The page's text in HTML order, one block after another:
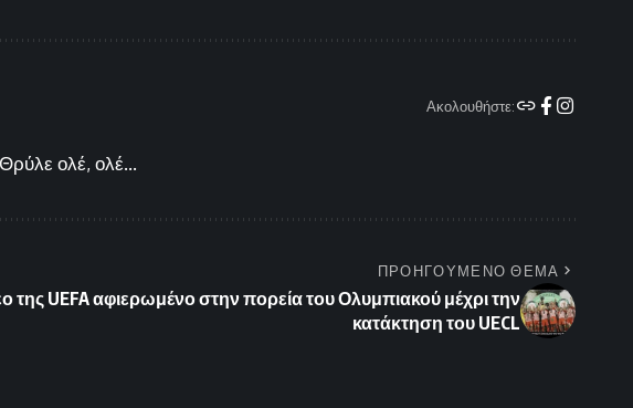
Ακολουθήστε:
ολέ, ολέ...
ΠΡΟΗΓΟΥΜΕΝΟ ΘΕΜΑ
της UEFA αφιερωμένο στην πορεία του Ολυμπιακού μέχρι την
κατάκτηση του UECL